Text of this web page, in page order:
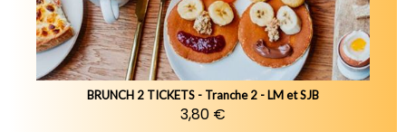
BRUNCH 2 TICKETS - Tranche 2 - LM et SJB
3,80 €